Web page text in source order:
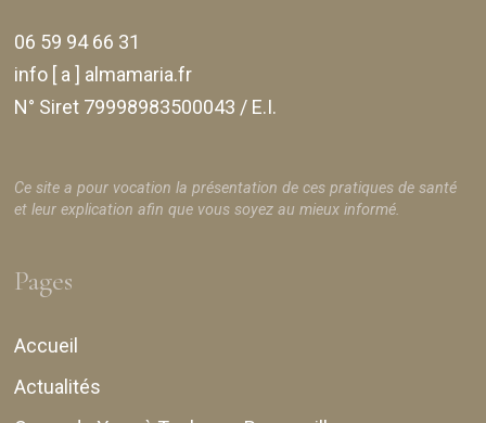
06 59 94 66 31
info [ a ] almamaria.fr
N° Siret 79998983500043 / E.I.
Ce site a pour vocation la présentation de ces pratiques de santé
et leur explication afin que vous soyez au mieux informé.
Pages
Accueil
Actualités